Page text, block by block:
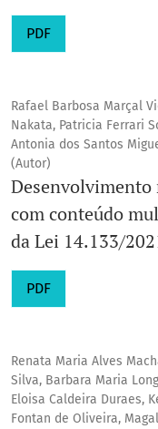
PDF
Rafael Barbosa Marçal
Nakata, Patricia Ferrari
Antonia dos Santos
(Autor)
com conteúdo
da Lei 14.133/
PDF
Renata Maria Alves
Silva, Barbara Maria
Eloisa Caldeira Duraes,
Fontan de Oliveira,